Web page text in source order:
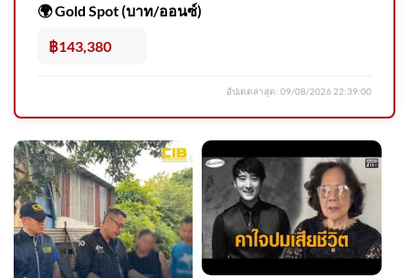
วันนี้ (8 ส.ค.2569) โรงเรียน
เพจ
🌍 Gold Spot (บาท/ออนซ์)
฿143,380
อัปเดตล่าสุด: 09/08/2026 22:39:00